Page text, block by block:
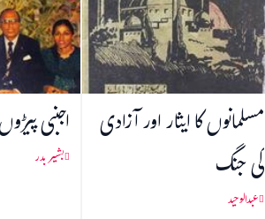
مسلمانوں کا ایثار اور آزادی
کی جنگ
عبدالوحید
اجنبی
بشیر بدر